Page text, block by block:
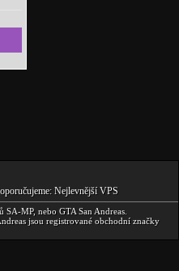
Nejlevnější VPS
SA-MP, nebo GTA San Andreas
jsou registrované obchodní značky